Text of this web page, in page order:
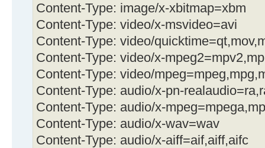
Content-Type: image/x-xbitmap=xbm
Content-Type: video/x-msvideo=avi
Content-Type: video/
Content-Type: video/x-
Content-Type: video/
Content-Type: audio/x-pn-
Content-Type: audio/x-
Content-Type: audio/x-wav=wav
Content-Type: audio/x-aiff=aif,aiff,aifc